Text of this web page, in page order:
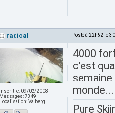
radical Posté à 22h52 le
Inscrit le: 09/02/2008
Messages:7349
Localisation:Valberg
4000
c'est
Pure